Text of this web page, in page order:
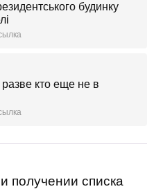
будинку
кто еще не в
получении списка